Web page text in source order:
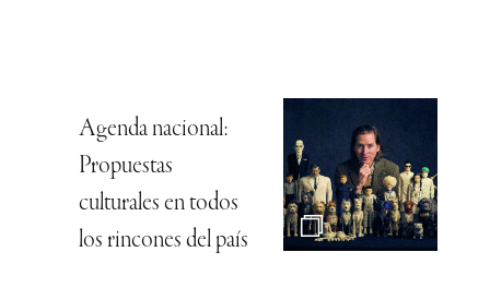
Agenda nacional:
Propuestas
culturales en todos
los rincones del país